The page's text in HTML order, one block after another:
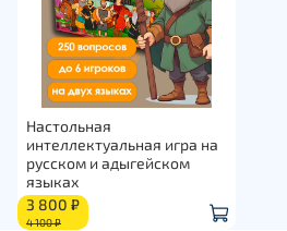
Настольная
интеллектуальная игра на
русском и адыгейском
языках
3 800 ₽
4 100 ₽